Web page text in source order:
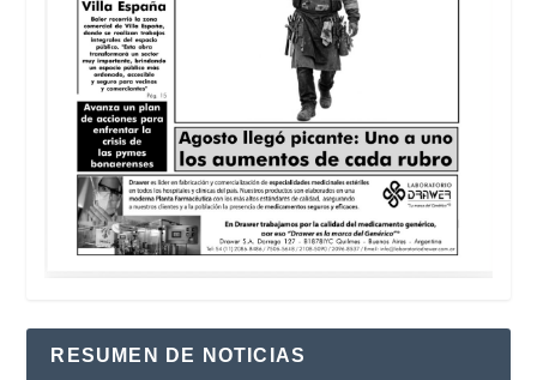
RESUMEN DE NOTICIAS